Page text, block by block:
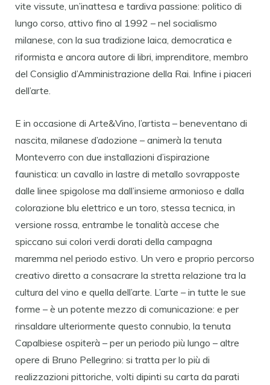
vite vissute, un’inattesa e tardiva passione: politico di
lungo corso, attivo fino al 1992 – nel socialismo
milanese, con la sua tradizione laica, democratica e
riformista e ancora autore di libri, imprenditore, membro
del Consiglio d’Amministrazione della Rai. Infine i piaceri
dell’arte.
E in occasione di Arte&Vino, l’artista – beneventano di
nascita, milanese d’adozione – animerà la tenuta
Monteverro con due installazioni d’ispirazione
faunistica: un cavallo in lastre di metallo sovrapposte
dalle linee spigolose ma dall’insieme armonioso e dalla
colorazione blu elettrico e un toro, stessa tecnica, in
versione rossa, entrambe le tonalità accese che
spiccano sui colori verdi dorati della campagna
maremma nel periodo estivo. Un vero e proprio percorso
creativo diretto a consacrare la stretta relazione tra la
cultura del vino e quella dell’arte. L’arte – in tutte le sue
forme – è un potente mezzo di comunicazione: e per
rinsaldare ulteriormente questo connubio, la tenuta
Capalbiese ospiterà – per un periodo più lungo – altre
opere di Bruno Pellegrino: si tratta per lo più di
realizzazioni pittoriche, volti dipinti su carta da parati